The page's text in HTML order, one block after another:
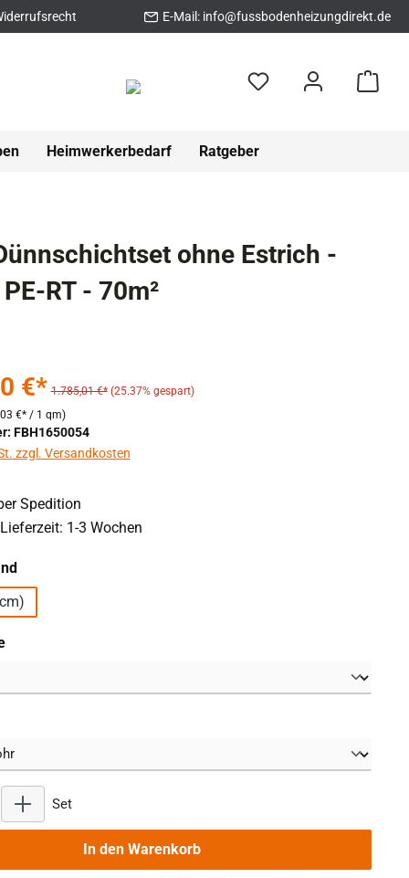
E-Mail: info@fussbodenheizungdirekt.de
Heimwerkerbedarf Ratgeber
ohne Estrich -
RT - 70m²
€* 1.785,01 €* (25.37% gespart)
€* / 1 qm)
FBH1650054
zzgl. Versandkosten
Spedition
1-3 Wochen
auswählen
cm)
auswählen
Set
In den Warenkorb